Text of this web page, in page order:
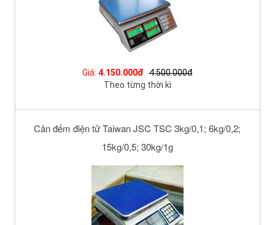
Giá: 4.150.000đ 4.500.000đ
Theo từng thời kì
Cân đếm điện tử Taiwan JSC TSC 3kg/0,1; 6kg/0,2;
15kg/0,5; 30kg/1g